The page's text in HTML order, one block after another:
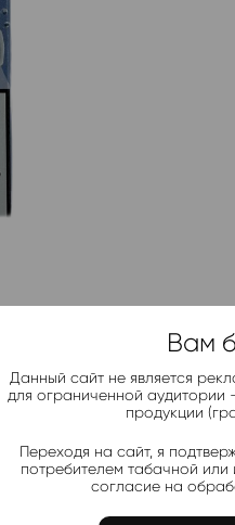
Вам
Данный сайт не является
для ограниченной аудитории
продукции
Переходя на сайт, я
потребителем табачной
согласие на